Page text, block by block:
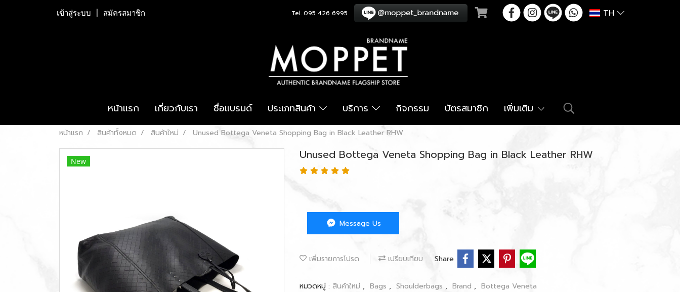
เข้าสู่ระบบ สมัครสมาชิก Tel. 095 426 6995 TH
หน้าแรก เกี่ยวกับเรา ชื่อแบรนด์ ประเภทสินค้า บริการ กิจกรรม บัตรสมาชิก เพิ่มเติม
หน้าแรก สินค้าทั้งหมด สินค้าใหม่ Unused Bottega Veneta Shopping Bag in Black Leather RHW
New Unused Bottega Veneta Shopping Bag in Black Leather RHW
Message Us
เพิ่มรายการโปรด เปรียบเทียบ Share
หมวดหมู่ : สินค้าใหม่ , Bags , Shoulderbags , Brand , Bottega Veneta